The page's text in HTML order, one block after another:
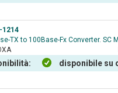
1214
TX to 100Base-Fx Converter. SC
disponibile su